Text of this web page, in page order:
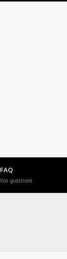
FAQ
Vos questions